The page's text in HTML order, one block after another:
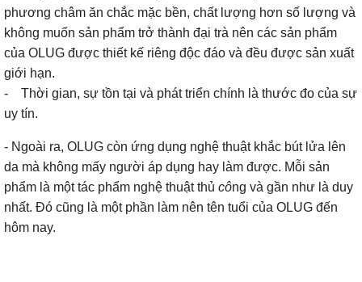
phương châm ăn chắc mặc bền, chất lượng hơn số lượng và
không muốn sản phẩm trở thành đại trà nên các sản phẩm
của OLUG được thiết kế riêng độc đáo và đều được sản xuất
giới hạn.
- Thời gian, sự tồn tại và phát triển chính là thước đo của sự
uy tín.
- Ngoài ra, OLUG còn ứng dụng nghệ thuật khắc bút lửa lên
da mà không mấy người áp dụng hay làm được. Mỗi sản
phẩm là một tác phẩm nghệ thuật thủ công và gần như là duy
nhất. Đó cũng là một phần làm nên tên tuổi của OLUG đến
hôm nay.